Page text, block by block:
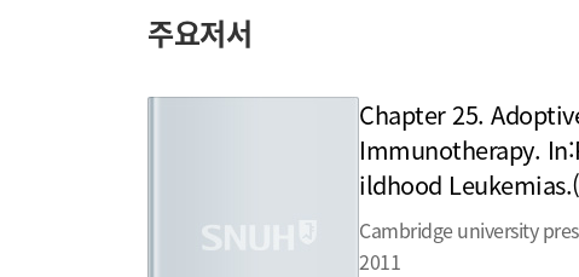
주요저서
Chapter 25.
Immunotherapy.
ildhood Leukemias.(
Cambridge university
2011